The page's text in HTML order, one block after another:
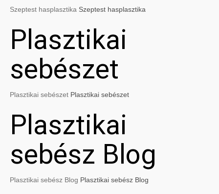
Szeptest hasplasztika Szeptest hasplasztika
Plasztikai
sebészet
Plasztikai sebészet Plasztikai sebészet
Plasztikai
sebész Blog
Plasztikai sebész Blog Plasztikai sebész Blog